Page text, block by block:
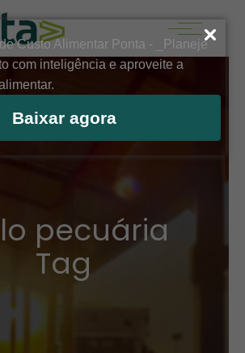
Baixar agora
pecuária
Tag